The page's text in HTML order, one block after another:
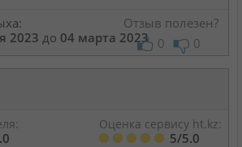
2023 до 04 марта 2023
Отзыв полезен?
0
0
Оценка сервису ht.kz:
5/5.0